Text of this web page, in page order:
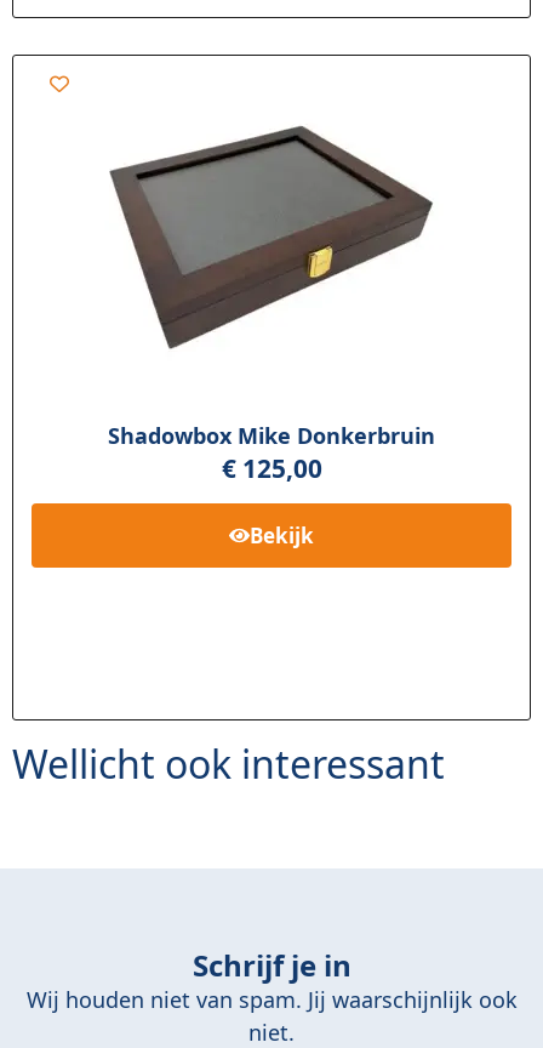
Shadowbox Mike Donkerbruin
€125,00
Bekijk
Wellicht ook interessant
Schrijf je in
Wij houden niet van spam. Jij waarschijnlijk ook
niet.